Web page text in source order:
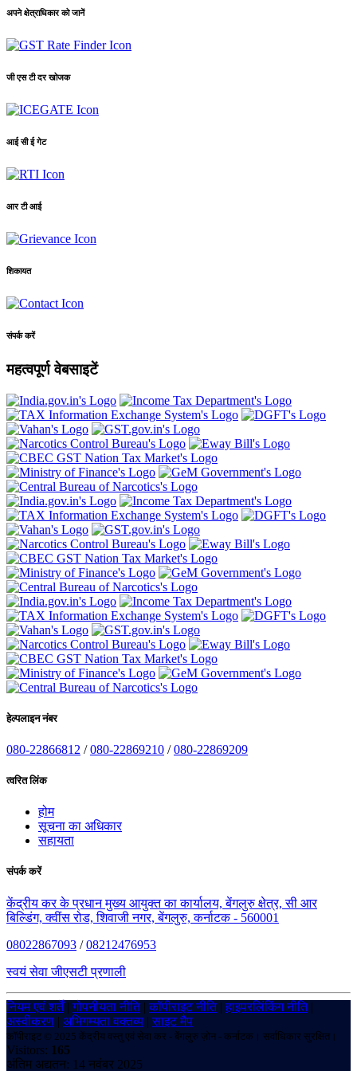
अपने क्षेत्राधिकार को जानें
जी एस टी दर खोजक
आई सी ई गेट
आर टी आई
शिकायत
संपर्क करें
महत्वपूर्ण वेबसाइटें
हेल्पलाइन नंबर
080-22866812 /080-22869210 /080-22869209
त्वरित लिंक
होम
सूचना का अधिकार
सहायता
संपर्क करें
केंद्रीय कर के प्रधान मुख्य आयुक्त का कार्यालय, बेंगलुरु क्षेत्र, सी आर
बिल्डिंग, क्वींस रोड, शिवाजी नगर, बेंगलुरु, कर्नाटक - 560001
08022867093 /08212476953
स्वयं सेवा जीएसटी प्रणाली
नियम एवं शर्तें|गोपनीयता नीति|कॉपीराइट नीति|हाइपरलिंकिंग नीति|
अस्वीकरण | अभिगम्यता वक्तव्य |साइट मैप
कॉपीराइट © 2025 केंद्रीय वस्तु एवं सेवा कर - बेंगलुरु ज़ोन - कर्नाटक। सर्वाधिकार सुरक्षित।
Visitors: 165
अंतिम अद्यतन: 14 नवंबर 2025